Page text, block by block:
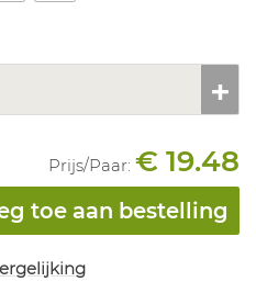
Prijs/Paar: € 19.48
toe aan bestelling